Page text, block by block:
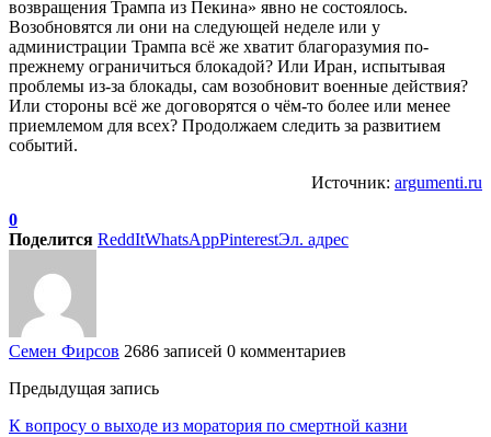
возвращения Трампа из Пекина» явно не состоялось.
Возобновятся ли они на следующей неделе или у
администрации Трампа всё же хватит благоразумия по-
прежнему ограничиться блокадой? Или Иран, испытывая
проблемы из-за блокады, сам возобновит военные действия?
Или стороны всё же договорятся о чём-то более или менее
приемлемом для всех? Продолжаем следить за развитием
событий.
Источник: argumenti.ru
0
Поделится ReddItWhatsAppPinterestЭл. адрес
Семен Фирсов 2686 записей 0 комментариев
Предыдущая запись
К вопросу о выходе из моратория по смертной казни